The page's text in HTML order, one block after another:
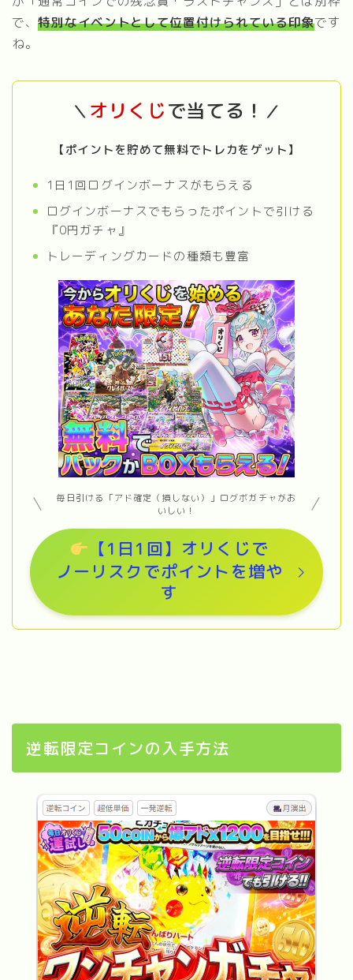
で、特別なイベントとして位置付けられている印象です
ね。
＼ オリくじで当てる！ ／
【ポイントを貯めて無料でトレカをゲット】
1日1回ログインボーナスがもらえる
ログインボーナスでもらったポイントで引ける
『0円ガチャ』
トレーディングカードの種類も豊富
毎日引ける「アド確定（損しない）」ログボガチャがお
いしい！
【1日1回】オリくじで
ノーリスクでポイントを増や
す
逆転限定コインの入手方法